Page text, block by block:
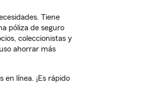
Tiene
póliza de seguro
coleccionistas y
ahorrar más
línea. ¡Es rápido